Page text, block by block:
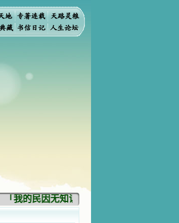
「我的民因无知识而灭亡。你弃掉知识，我